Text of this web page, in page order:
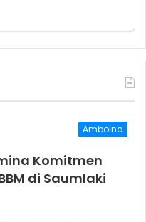
Amboina
Komitmen
di Saumlaki